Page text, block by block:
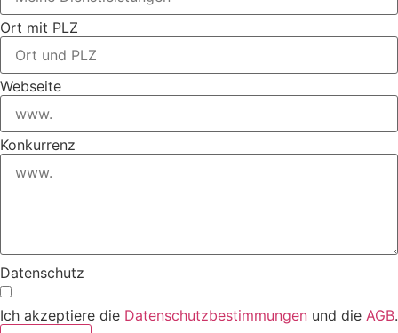
Ort mit PLZ
Webseite
Konkurrenz
Datenschutz
Ich akzeptiere die Datenschutzbestimmungen und die AGB.